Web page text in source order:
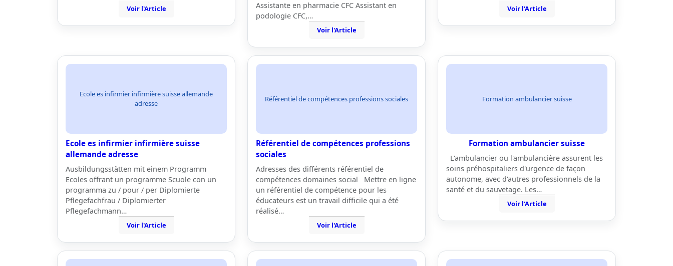
Voir l'Article
Assistante en pharmacie CFC Assistant en
podologie CFC,…
Voir l'Article
Voir l'Article
Ecole es infirmier infirmière suisse allemande
adresse
Ecole es infirmier infirmière suisse
allemande adresse
Ausbildungsstätten mit einem Programm
Ecoles offrant un programme Scuole con un
programma zu / pour / per Diplomierte
Pflegefachfrau / Diplomierter
Pflegefachmann…
Voir l'Article
Référentiel de compétences professions sociales
Référentiel de compétences professions
sociales
Adresses des différents référentiel de
compétences domaines social Mettre en ligne
un référentiel de compétence pour les
éducateurs est un travail difficile qui a été
réalisé…
Voir l'Article
Formation ambulancier suisse
Formation ambulancier suisse
L'ambulancier ou l'ambulancière assurent les
soins préhospitaliers d'urgence de façon
autonome, avec d'autres professionnels de la
santé et du sauvetage. Les…
Voir l'Article